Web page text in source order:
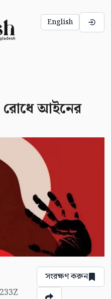
English
রোধে আইনের
সংরক্ষণ করুন